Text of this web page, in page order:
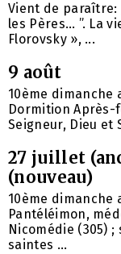
Vient de paraître:
les Pères… ”. La
Florovsky », ...
9 août
10ème dimanche
Dormition
Seigneur, Dieu et
27 juillet
(nouveau)
10ème dimanche
Pantéléimon,
Nicomédie (305)
saintes ...